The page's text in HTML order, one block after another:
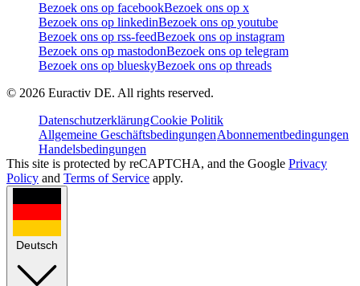
Bezoek ons op facebookBezoek ons op x
Bezoek ons op linkedinBezoek ons op youtube
Bezoek ons op rss-feedBezoek ons op instagram
Bezoek ons op mastodonBezoek ons op telegram
Bezoek ons op blueskyBezoek ons op threads
© 2026 Euractiv DE. All rights reserved.
DatenschutzerklärungCookie Politik
Allgemeine GeschäftsbedingungenAbonnementbedingungen
Handelsbedingungen
This site is protected by reCAPTCHA, and the Google Privacy
Policy and Terms of Service apply.
Deutsch